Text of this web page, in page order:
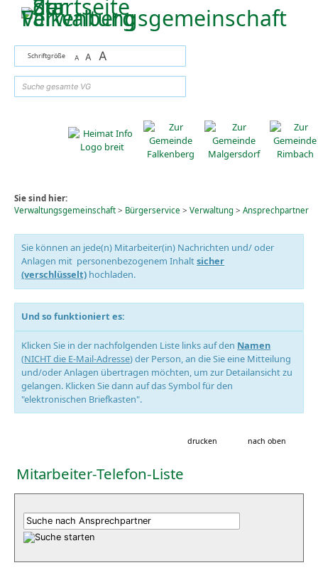
Zum Inhalt,zur Navigationoder
Schriftgröße A A A
Sie sind hier:
Verwaltungsgemeinschaft> Bürgerservice > Verwaltung> Ansprechpartner
Sie können an jede(n) Mitarbeiter(in) Nachrichten und/ oder
Anlagen mit personenbezogenem Inhaltsicher
(verschlüsselt) hochladen.
Und so funktioniert es:
Klicken Sie in der nachfolgenden Liste links auf den Namen
(NICHT die E-Mail-Adresse) der Person, an die Sie eine Mitteilung
und/oder Anlagen übertragen möchten, um zur Detailansicht zu
gelangen. Klicken Sie dann auf das Symbol für den
"elektronischen Briefkasten".
drucken nach oben
Mitarbeiter-Telefon-Liste